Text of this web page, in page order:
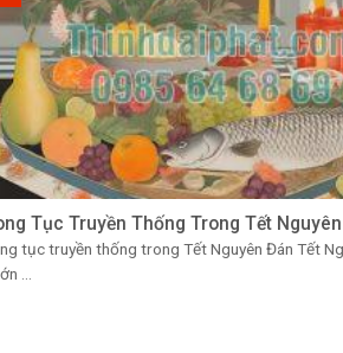
Tục Truyền Thống Trong Tết
tục truyền thống trong Tết Nguyên Đán Tết
...